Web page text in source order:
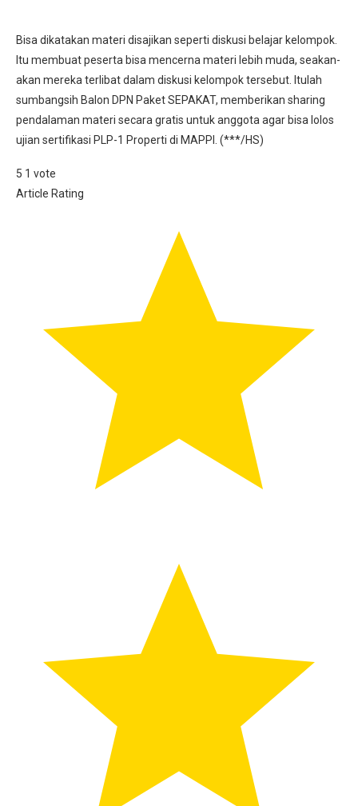
Bisa dikatakan materi disajikan seperti diskusi belajar kelompok.
Itu membuat peserta bisa mencerna materi lebih muda, seakan-
akan mereka terlibat dalam diskusi kelompok tersebut. Itulah
sumbangsih Balon DPN Paket SEPAKAT, memberikan sharing
pendalaman materi secara gratis untuk anggota agar bisa lolos
ujian sertifikasi PLP-1 Properti di MAPPI. (***/HS)
5 1 vote
Article Rating